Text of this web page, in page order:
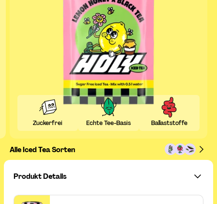
Zuckerfrei Echte Tee-Basis Ballaststoffe
Alle Iced Tea Sorten
Produkt Details